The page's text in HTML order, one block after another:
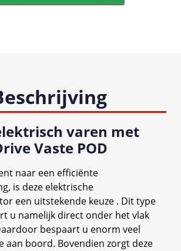
varen met
Vaste POD
naar een efficiënte
is deze elektrische
een uitstekende keuze . Dit type
u namelijk direct onder het vlak
bespaart u enorm veel
aan boord. Bovendien zorgt deze